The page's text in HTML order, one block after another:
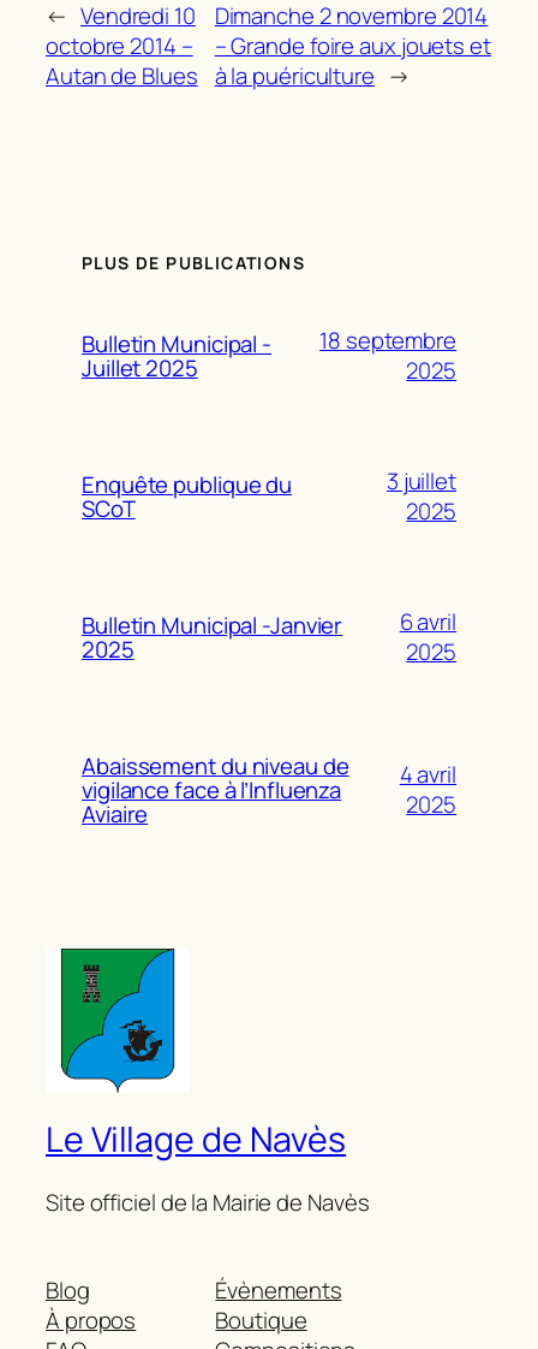
← Vendredi 10
octobre 2014 –
Autan de Blues
Dimanche 2 novembre 2014
– Grande foire aux jouets et
à la puériculture →
PLUS DE PUBLICATIONS
Bulletin Municipal -
Juillet 2025
18 septembre
2025
Enquête publique du
SCoT
3 juillet
2025
Bulletin Municipal -Janvier
2025
6 avril
2025
Abaissement du niveau de
vigilance face à l’Influenza
Aviaire
4 avril
2025
Le Village de Navès
Site officiel de la Mairie de Navès
Blog
À propos
Évènements
Boutique